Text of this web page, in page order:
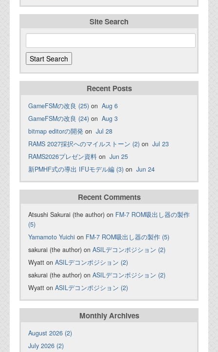
Site Search
Recent Posts
GameFSMの改良 (25) on Aug 6
GameFSMの改良 (24) on Aug 3
bitmap editorの開発 on Jul 28
RAMS 2027採択へのマイルストーン (2) on Jul 23
RAMS2026プレゼン資料 on Jun 25
新PMHF式の導出 IFUモデル編 (3) on Jun 24
Recent Comments
Atsushi Sakurai (the author) on FM-7 ROM吸出し器の製作
(5)
Yamamoto Yuichi on FM-7 ROM吸出し器の製作 (5)
sakurai (the author) on ASILデコンポジション (2)
Wyatt on ASILデコンポジション (2)
sakurai (the author) on ASILデコンポジション (2)
Wyatt on ASILデコンポジション (2)
Monthly Archives
August 2026 (2)
July 2026 (2)